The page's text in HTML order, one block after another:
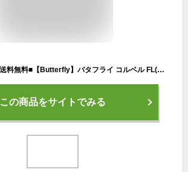
★在庫あり即納★■送料無料■【Butterfly】バタフライ コルベル FL(フレア) 30271 両ハンド攻撃に威力を発揮するコルベル使用モデル【卓球用品】シェークラケット/卓球ラケット/卓球/ラケット【RCP】
この商品をサイトでみる